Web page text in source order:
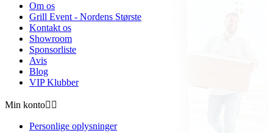
Om os
Grill Event - Nordens Største
Kontakt os
Showroom
Sponsorliste
Avis
Blog
VIP Klubber
Min konto 
Personlige oplysninger